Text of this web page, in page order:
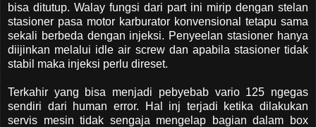
bisa ditutup. Walay fungsi dari part ini mirip dengan stelan
stasioner pasa motor karburator konvensional tetapu sama
sekali berbeda dengan injeksi. Penyeelan stasioner hanya
diijinkan melalui idle air screw dan apabila stasioner tidak
stabil maka injeksi perlu direset.
Terkahir yang bisa menjadi pebyebab vario 125 ngegas
sendiri dari human error. Hal inj terjadi ketika dilakukan
servis mesin tidak sengaja mengelap bagian dalam box